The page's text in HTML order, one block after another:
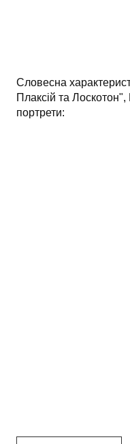
Словесна
Плаксій та
портрети: